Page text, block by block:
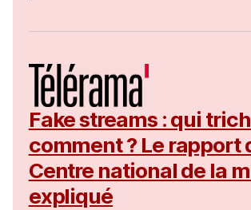
Fake streams : qui
comment ? Le rapport
Centre national de la
expliqué